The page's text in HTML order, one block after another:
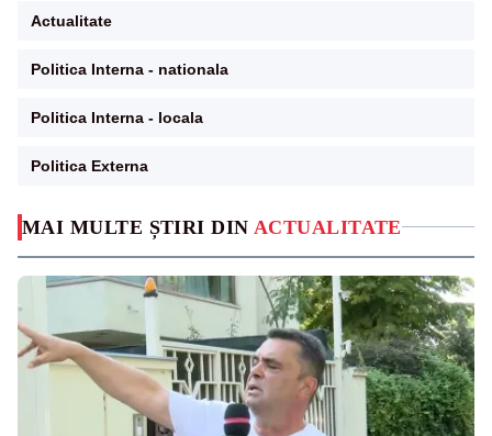
MAI MULTE ȘTIRI DIN ACTUALITATE
Actualitate
Politica Interna - nationala
Politica Interna - locala
Politica Externa